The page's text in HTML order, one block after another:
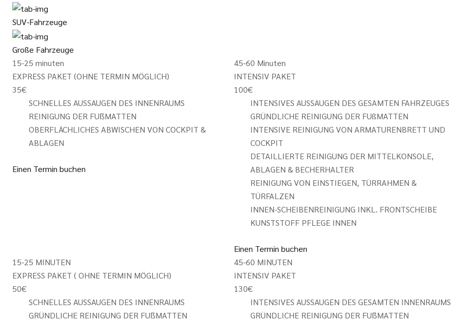
SUV-Fahrzeuge
Große Fahrzeuge
15-25 minuten
EXPRESS PAKET (OHNE TERMIN MÖGLICH)
35€
SCHNELLES AUSSAUGEN DES INNENRAUMS
REINIGUNG DER FUẞMATTEN
OBERFLÄCHLICHES ABWISCHEN VON COCKPIT &
ABLAGEN
Einen Termin buchen
45-60 Minuten
INTENSIV PAKET
100€
INTENSIVES AUSSAUGEN DES GESAMTEN FAHRZEUGES
GRÜNDLICHE REINIGUNG DER FUßMATTEN
INTENSIVE REINIGUNG VON ARMATURENBRETT UND
COCKPIT
DETAILLIERTE REINIGUNG DER MITTELKONSOLE,
ABLAGEN & BECHERHALTER
REINIGUNG VON EINSTIEGEN, TÜRRAHMEN &
TÜRFALZEN
INNEN-SCHEIBENREINIGUNG INKL. FRONTSCHEIBE
KUNSTSTOFF PFLEGE INNEN
Einen Termin buchen
15-25 MINUTEN
EXPRESS PAKET ( OHNE TERMIN MÖGLICH)
50€
SCHNELLES AUSSAUGEN DES INNENRAUMS
GRÜNDLICHE REINIGUNG DER FUẞMATTEN
45-60 MINUTEN
INTENSIV PAKET
130€
INTENSIVES AUSSAUGEN DES GESAMTEN INNENRAUMS
GRÜNDLICHE REINIGUNG DER FUẞMATTEN